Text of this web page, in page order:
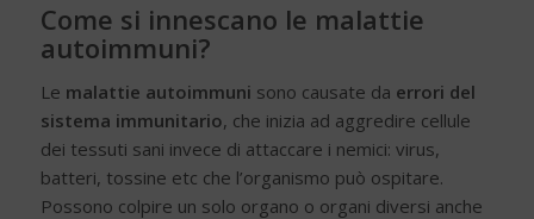
Come si innescano le malattie
autoimmuni?
Le malattie autoimmuni sono causate da errori del
sistema immunitario, che inizia ad aggredire cellule
dei tessuti sani invece di attaccare i nemici: virus,
batteri, tossine etc che l’organismo può ospitare.
Possono colpire un solo organo o organi diversi anche